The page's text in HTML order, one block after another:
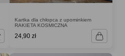
Kartka dla chłopca z upominkiem
RAKIETA KOSMICZNA
24,90 zł